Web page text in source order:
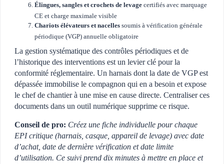
Élingues, sangles et crochets de levage certifiés avec marquage
CE et charge maximale visible
Chariots élévateurs et nacelles soumis à vérification générale
périodique (VGP) annuelle obligatoire
La gestion systématique des contrôles périodiques et de
l’historique des interventions est un levier clé pour la
conformité réglementaire. Un harnais dont la date de VGP est
dépassée immobilise le compagnon qui en a besoin et expose
le chef de chantier à une mise en cause directe. Centraliser ces
documents dans un outil numérique supprime ce risque.
Conseil de pro: Créez une fiche individuelle pour chaque
EPI critique (harnais, casque, appareil de levage) avec date
d’achat, date de dernière vérification et date limite
d’utilisation. Ce suivi prend dix minutes à mettre en place et